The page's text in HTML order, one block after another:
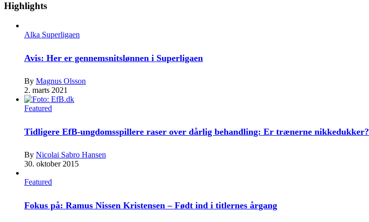
Highlights
Alka Superligaen
Avis: Her er gennemsnitslønnen i Superligaen
By Magnus Olsson
2. marts 2021
Featured
Tidligere EfB-ungdomsspillere raser over dårlig behandling: Er trænerne nikkedukker?
By Nicolai Sabro Hansen
30. oktober 2015
Featured
Fokus på: Ramus Nissen Kristensen – Født ind i titlernes årgang